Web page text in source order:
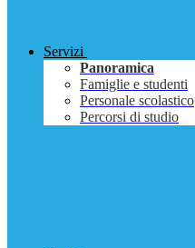
Servizi
Panoramica
Famiglie e studenti
Personale scolastico
Percorsi di studio